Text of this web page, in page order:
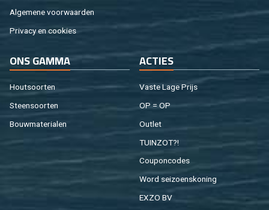
Al­ge­me­ne voor­waar­den
Pri­va­cy en coo­kies
ONS GAMMA
Hout­soor­ten
Steen­soor­ten
Bouw­ma­te­ri­a­len
AC­TIES
Vaste Lage Prijs
OP = OP
Out­let
TUIN­ZOT?!
Cou­pon­co­des
Word sei­zoens­ko­ning
EXZO BV